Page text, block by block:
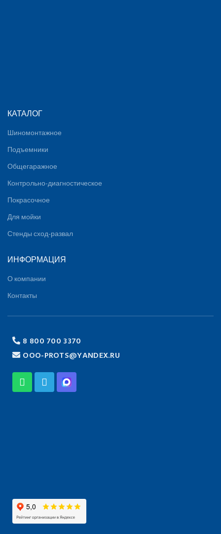
КАТАЛОГ
Шиномонтажное
Подъемники
Общегаражное
Контрольно-диагностическое
Покрасочное
Для мойки
Стенды сход-развал
ИНФОРМАЦИЯ
О компании
Контакты
8 800 700 3370
OOO-PROTS@YANDEX.RU